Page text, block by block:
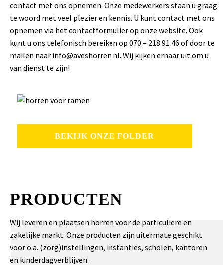
contact met ons opnemen. Onze medewerkers staan u graag
te woord met veel plezier en kennis. U kunt contact met ons
opnemen via hetcontactformulierop onze website. Ook
kunt u ons telefonisch bereiken op 070 – 218 91 46 of door te
mailen naar info@aveshorren.nl. Wij kijken ernaar uit om u
van dienst te zijn!
BEKIJK ONZE FOLDER
PRODUCTEN
Wij leveren en plaatsen horren voor de particuliere en
zakelijke markt. Onze producten zijn uitermate geschikt
voor o.a. (zorg)instellingen, instanties, scholen, kantoren
en kinderdagverblijven.